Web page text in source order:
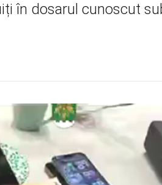
în dosarul cunoscut